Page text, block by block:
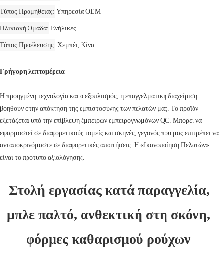
Τύπος Προμήθειας Υπηρεσία OEM
Ηλικιακή Ομάδα Ενήλικες
Τόπος Προέλευσης Χεμπέι, Κίνα
Γρήγορη λεπτομέρεια
Η προηγμένη τεχνολογία και ο εξοπλισμός, η επαγγελματική διαχείριση
βοηθούν στην απόκτηση της εμπιστοσύνης των πελατών μας. Το προϊόν
εξετάζεται υπό την επίβλεψη έμπειρων εμπειρογνωμόνων QC. Μπορεί να
εφαρμοστεί σε διαφορετικούς τομείς και σκηνές, γεγονός που μας επιτρέπει να
ανταποκρινόμαστε σε διαφορετικές απαιτήσεις. Η «Ικανοποίηση Πελατών»
είναι το πρότυπο αξιολόγησης.
Στολή εργασίας κατά παραγγελία,
μπλε παλτό, ανθεκτική στη σκόνη,
φόρμες καθαρισμού ρούχων